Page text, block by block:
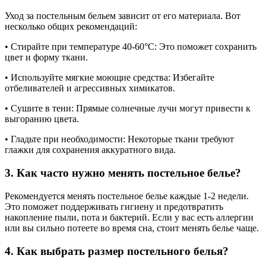
Уход за постельным бельем зависит от его материала. Вот
несколько общих рекомендаций:
• Стирайте при температуре 40-60°C: Это поможет сохранить
цвет и форму ткани.
• Используйте мягкие моющие средства: Избегайте
отбеливателей и агрессивных химикатов.
• Сушите в тени: Прямые солнечные лучи могут привести к
выгоранию цвета.
• Гладьте при необходимости: Некоторые ткани требуют
глажки для сохранения аккуратного вида.
3. Как часто нужно менять постельное белье?
Рекомендуется менять постельное белье каждые 1-2 недели.
Это поможет поддерживать гигиену и предотвратить
накопление пыли, пота и бактерий. Если у вас есть аллергии
или вы сильно потеете во время сна, стоит менять белье чаще.
4. Как выбрать размер постельного белья?